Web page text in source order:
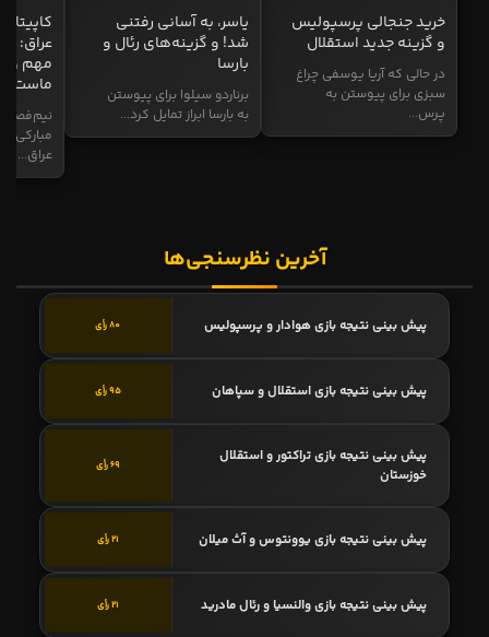
خرید جنجالی پرسپولیس
و گزینه جدید استقلال
در حالی که آریا یوسفی چراغ
سبزی برای پیوستن به
پرس...
یاسر، به آسانی رفتنی
شد! و گزینه‌های رئال و
بارسا
برناردو سیلوا برای پیوستن
به بارسا ابراز تمایل کرد...
عراق:
مهم و
ماست
نیم‌فصل
مبارکی
عراق...
آخرین نظرسنجی‌ها
پیش بینی نتیجه بازی هوادار و پرسپولیس 80 رأی
پیش بینی نتیجه بازی استقلال و سپاهان 95 رأی
پیش بینی نتیجه بازی تراکتور و استقلال
خوزستان
69 رأی
پیش بینی نتیجه بازی یوونتوس و آث میلان 21 رأی
پیش بینی نتیجه بازی والنسیا و رئال مادرید 21 رأی